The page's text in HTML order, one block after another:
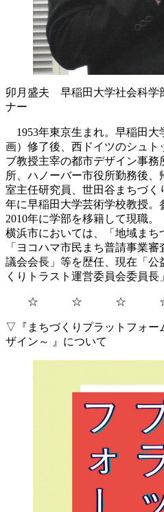
卯月盛夫 早稲田大学社会科学
ナー
1953年東京生まれ。早稲田大
画）修了後、西ドイツのシュ
ブ教授主宰の都市デザイン事
所、ハノーバー市役所勤務後
室主任研究員、世田谷まちづく
年に早稲田大学芸術学校教授。
2010年に学部を移籍して現職。
横浜市においては、「地域まち
「ヨコハマ市民まち普請事業
議会会長」等を歴任、現在「公
くりトラスト運営委員会委員長
☆ ☆ ☆
▽『まちづくりプラットフォー
ザイン～ 』について